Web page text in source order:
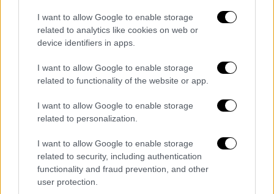
I want to allow Google to enable storage
related to analytics like cookies on web or
device identifiers in apps.
I want to allow Google to enable storage
related to functionality of the website or app.
I want to allow Google to enable storage
related to personalization.
I want to allow Google to enable storage
related to security, including authentication
functionality and fraud prevention, and other
user protection.
νομοθεσία.
Συνολικά, το πρόγραμμα πληρωμών
ακολουθεί τον καθιερωμένο διαχωρισμό
μεταξύ μισθωτών και μη μισθωτών, με στόχο
την ομαλή ροή των καταβολών και την
αποφυγή επιβάρυνσης του τραπεζικού
συστήματος.
Τα σχολιά σας δημοσιεύονται άμεσα με δική σας ευθύνη. Το
ΕΘΝΟΣ θα παρεμβαίνει και τα προσβλητικά σχόλια θα